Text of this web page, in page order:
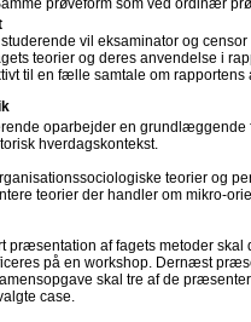
prøveform som ved ordinær
vil eksaminator og
teorier og deres anvendelse i
til en fælle samtale om rapportens
oparbejder en grundlæggende
hverdagskontekst.
teorier og
teorier der handler om mikro-
præsentation af fagets metoder
på en workshop. Dernæst
skal tre af de
case.